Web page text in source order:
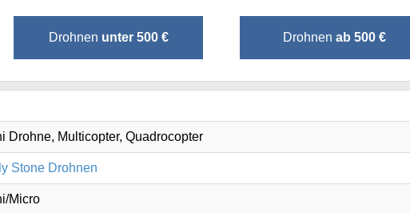
Drohnen unter 500 € Drohnen ab 500 €
Drohne, Multicopter, Quadrocopter
Stone Drohnen
Micro